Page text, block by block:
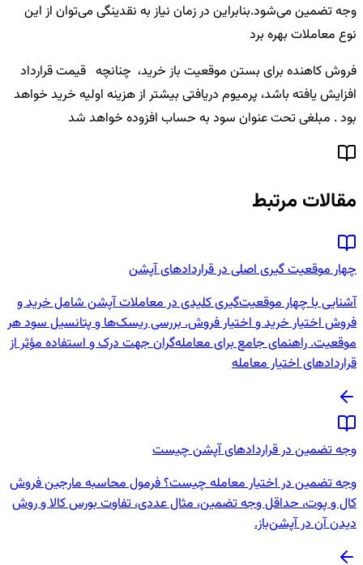
وجه تضمین می‌شود.بنابراین در زمان نیاز به نقدینگی می‌توان از این
نوع معاملات بهره برد
فروش کاهنده برای بستن موقعیت باز خرید، چنانچه قیمت قرارداد
افزایش یافته باشد، پرمیوم دریافتی بیشتر از هزینه اولیه خرید خواهد
بود . مبلغی تحت عنوان سود به حساب افزوده خواهد شد
مقالات مرتبط
چهار موقعیت گیری اصلی در قراردادهای آپشن
آشنایی با چهار موقعیت‌گیری کلیدی در معاملات آپشن شامل خرید و
فروش اختیار خرید و اختیار فروش. بررسی ریسک‌ها و پتانسیل سود هر
موقعیت. راهنمای جامع برای معامله‌گران جهت درک و استفاده مؤثر از
قراردادهای اختیار معامله
وجه تضمین در قراردادهای آپشن چیست
وجه تضمین در اختیار معامله چیست؟ فرمول محاسبه مارجین فروش
کال و پوت، حداقل وجه تضمین، مثال عددی، تفاوت بورس کالا و روش
دیدن آن در آپشن‌باز.